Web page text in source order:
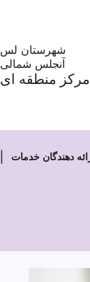
شهرستان لس
آنجلس شمالی
مرکز منطقه ای
دهندگان خدمات